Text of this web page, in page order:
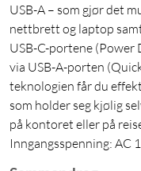
USB-A – som gjør det
nettbrett og laptop
USB-C-portene (Power
via USB-A-porten
teknologien får du
som holder seg kjølig
på kontoret eller på
Inngangsspenning: AC